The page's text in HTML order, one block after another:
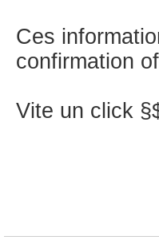
Ces
confirmation
Vite un click